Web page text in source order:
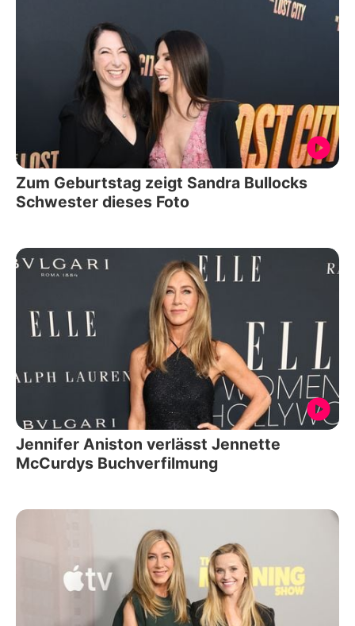
Zum Geburtstag zeigt Sandra Bullocks
Schwester dieses Foto
Jennifer Aniston verlässt Jennette
McCurdys Buchverfilmung